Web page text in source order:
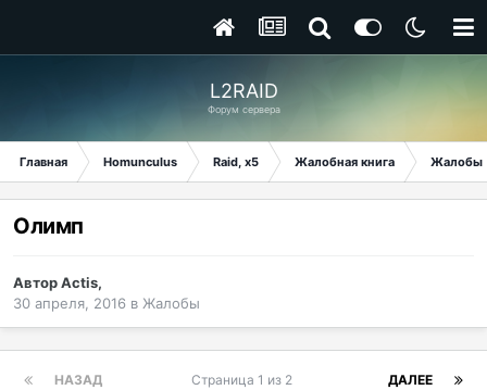
L2RAID
Форум сервера
Главная Homunculus Raid, x5 Жалобная книга Жалобы
Олимп
АвторActis,
30 апреля, 2016 в Жалобы
НАЗАД ДАЛЕЕ
Страница 1 из 2